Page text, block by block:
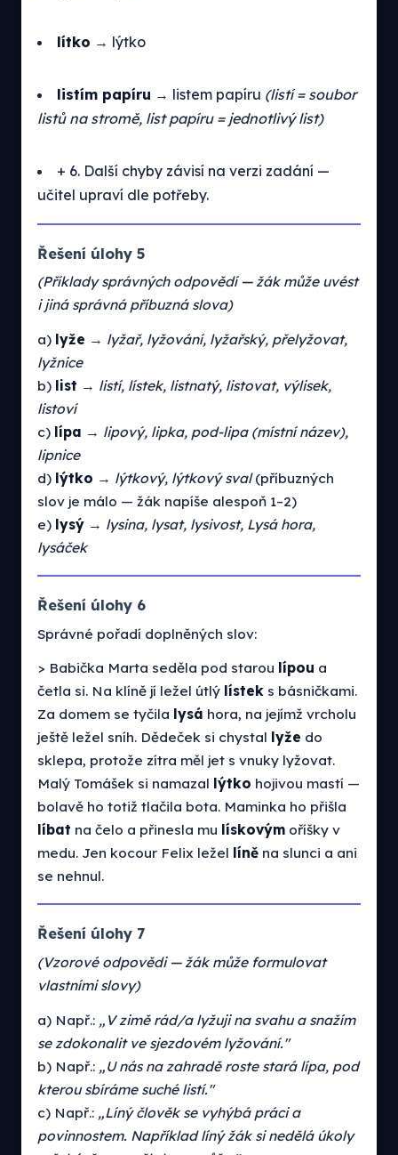
lítko → lýtko
listím papíru → listem papíru (listí = soubor
listů na stromě, list papíru = jednotlivý list)
+ 6. Další chyby závisí na verzi zadání —
učitel upraví dle potřeby.
Řešení úlohy 5
(Příklady správných odpovědí — žák může uvést
i jiná správná příbuzná slova)
a) lyže → lyžař, lyžování, lyžařský, přelyžovat,
lyžnice
b) list → listí, lístek, listnatý, listovat, výlisek,
listoví
c) lípa → lipový, lipka, pod-lipa (místní název),
lipnice
d) lýtko → lýtkový, lýtkový sval(příbuzných
slov je málo — žák napíše alespoň 1–2)
e) lysý → lysina, lysat, lysivost, Lysá hora,
lysáček
Řešení úlohy 6
Správné pořadí doplněných slov:
> Babička Marta seděla pod starou lípou a
četla si. Na klíně jí ležel útlý lístek s básničkami.
Za domem se tyčila lysá hora, na jejímž vrcholu
ještě ležel sníh. Dědeček si chystal lyže do
sklepa, protože zítra měl jet s vnuky lyžovat.
Malý Tomášek si namazal lýtko hojivou mastí —
bolavě ho totiž tlačila bota. Maminka ho přišla
líbat na čelo a přinesla mu lískovým oříšky v
medu. Jen kocour Felix ležel líně na slunci a ani
se nehnul.
Řešení úlohy 7
(Vzorové odpovědi — žák může formulovat
vlastními slovy)
a) Např.: „V zimě rád/a lyžuji na svahu a snažím
se zdokonalit ve sjezdovém lyžování."
b) Např.: „U nás na zahradě roste stará lípa, pod
kterou sbíráme suché listí."
c) Např.: „Líný člověk se vyhýbá práci a
povinnostem. Například líný žák si nedělá úkoly